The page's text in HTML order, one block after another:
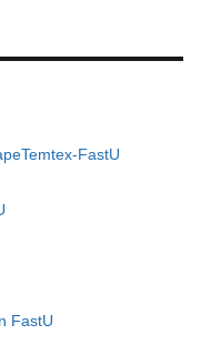
FastU
FastU